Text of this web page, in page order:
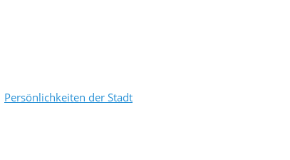
Persönlichkeiten der Stadt